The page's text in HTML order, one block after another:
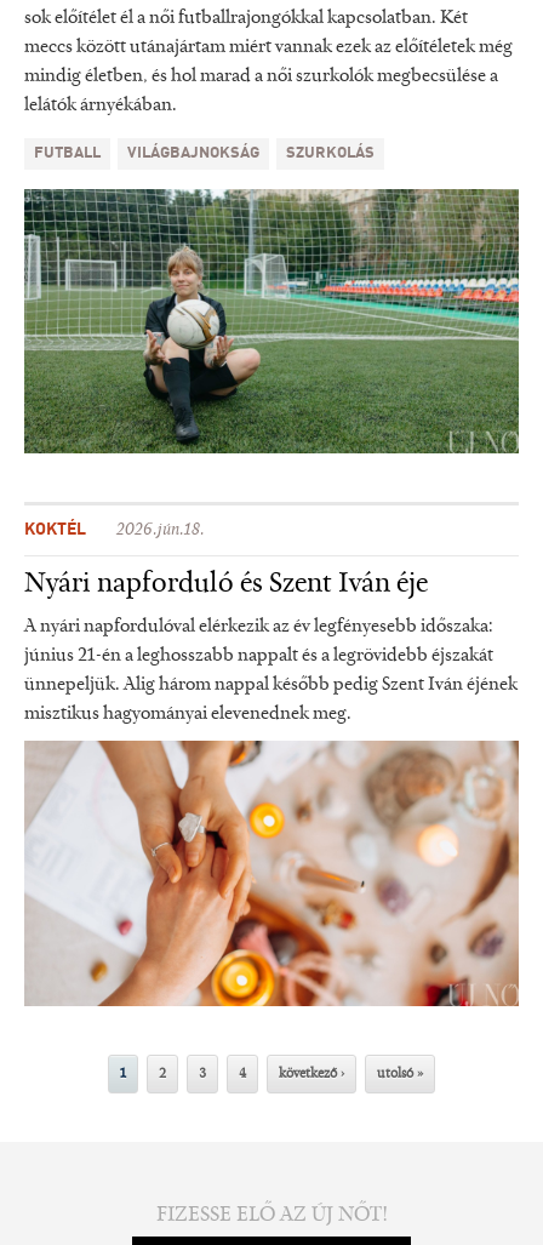
sok előítélet él a női futballrajongókkal kapcsolatban. Két
meccs között utánajártam miért vannak ezek az előítéletek még
mindig életben, és hol marad a női szurkolók megbecsülése a
lelátók árnyékában.
FUTBALL VILÁGBAJNOKSÁG SZURKOLÁS
KOKTÉL 2026.jún.18.
Nyári napforduló és Szent Iván éje
A nyári napfordulóval elérkezik az év legfényesebb időszaka:
június 21-én a leghosszabb nappalt és a legrövidebb éjszakát
ünnepeljük. Alig három nappal később pedig Szent Iván éjének
misztikus hagyományai elevenednek meg.
1 2 3 4 következő › utolsó »
FIZESSE ELŐ AZ ÚJ NŐT!